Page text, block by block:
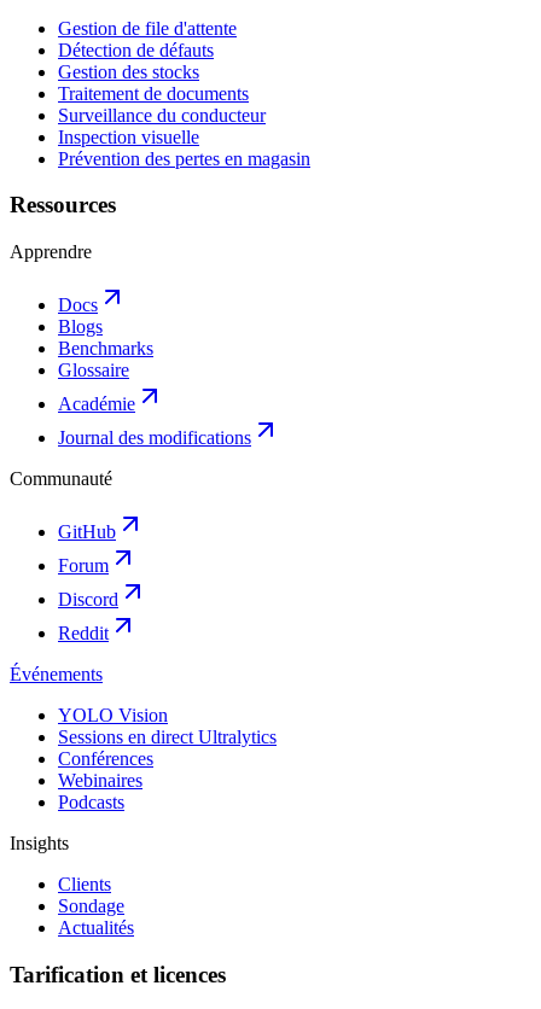
Gestion de file d'attente
Détection de défauts
Gestion des stocks
Traitement de documents
Surveillance du conducteur
Inspection visuelle
Prévention des pertes en magasin
Ressources
Apprendre
Docs
Blogs
Benchmarks
Glossaire
Académie
Journal des modifications
Communauté
GitHub
Forum
Discord
Reddit
Événements
YOLO Vision
Sessions en direct Ultralytics
Conférences
Webinaires
Podcasts
Insights
Clients
Sondage
Actualités
Tarification et licences